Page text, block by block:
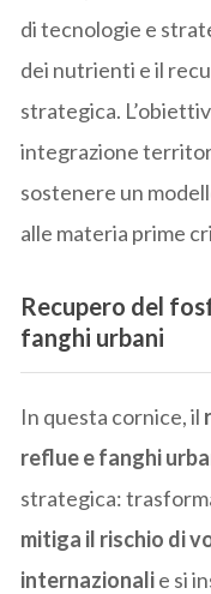
di tecnologie e
dei nutrienti e il
strategica.
integrazione
sostenere un
alle materia prime
Recupero del
fanghi urbani
In questa cornice, il
reflue e fanghi
strategica:
mitiga il rischio di
internazionalie si